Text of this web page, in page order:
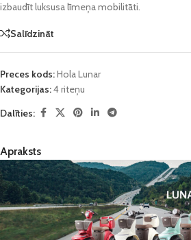
izbaudīt luksusa līmeņa mobilitāti.
Salīdzināt
Preces kods:Hola Lunar
Kategorijas:4 riteņu
Dalīties:
Apraksts